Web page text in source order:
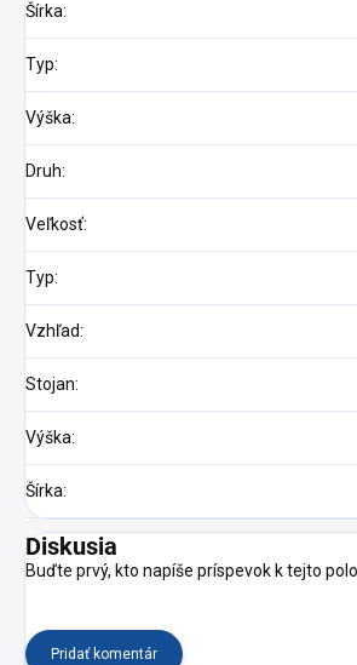
Šírka:
Typ:
Výška:
Druh:
Veľkosť:
Typ:
Vzhľad:
Stojan:
Výška:
Šírka:
Diskusia
Buďte prvý, kto napíše príspevok k tejto
Pridať komentár